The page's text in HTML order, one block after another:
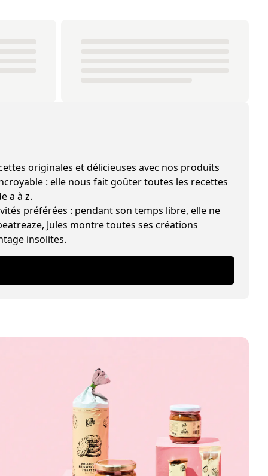
et délicieuses avec nos produits
: elle nous fait goûter toutes les recettes
a à z.
préférées : pendant son temps libre, elle ne
Jules montre toutes ses créations
insolites.